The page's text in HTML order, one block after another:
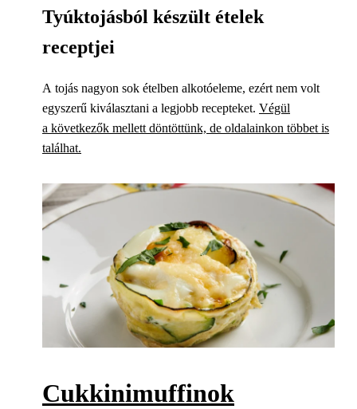
Tyúktojásból készült ételek
receptjei
A tojás nagyon sok ételben alkotóeleme, ezért nem volt
egyszerű kiválasztani a legjobb recepteket. Végül
a következők mellett döntöttünk, de oldalainkon többet is
találhat.
Cukkinimuffinok